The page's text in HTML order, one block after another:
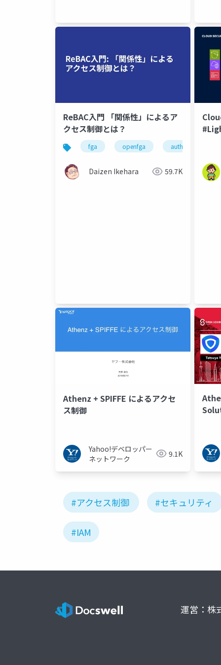
ReBAC入門 「関係性」によるア
クセス制御とは？
fga openfga authorization
Daizen Ikehara 59.7K
Athenz + SPIFFE によるアクセ
ス制御
Yahoo!デベロッパー
ネットワーク
9.1K
#アクセス制御 #セキュリティ
#IAM
運営：株